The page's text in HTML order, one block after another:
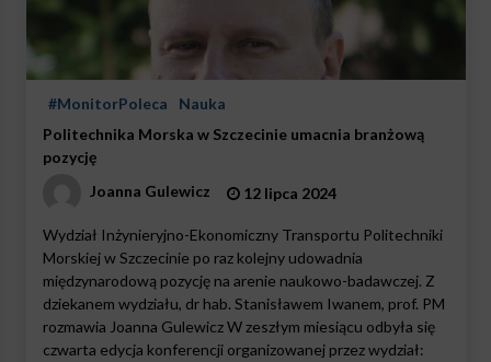
#MonitorPoleca
Nauka
Politechnika Morska w Szczecinie umacnia branżową
pozycję
Joanna Gulewicz
12 lipca 2024
Wydział Inżynieryjno-Ekonomiczny Transportu Politechniki
Morskiej w Szczecinie po raz kolejny udowadnia
międzynarodową pozycję na arenie naukowo-badawczej. Z
dziekanem wydziału, dr hab. Stanisławem Iwanem, prof. PM
rozmawia Joanna Gulewicz W zeszłym miesiącu odbyła się
czwarta edycja konferencji organizowanej przez wydział: